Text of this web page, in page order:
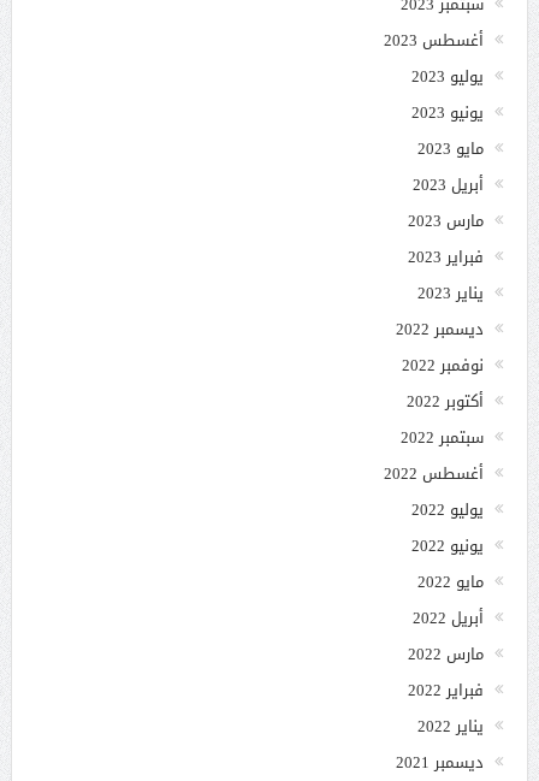
أغسطس 2023
يوليو 2023
يونيو 2023
مايو 2023
أبريل 2023
مارس 2023
فبراير 2023
يناير 2023
ديسمبر 2022
نوفمبر 2022
أكتوبر 2022
سبتمبر 2022
أغسطس 2022
يوليو 2022
يونيو 2022
مايو 2022
أبريل 2022
مارس 2022
فبراير 2022
يناير 2022
ديسمبر 2021